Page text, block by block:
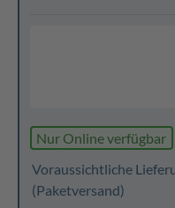
Nur Online verfügbar
Voraussichtliche
(Paketversand)